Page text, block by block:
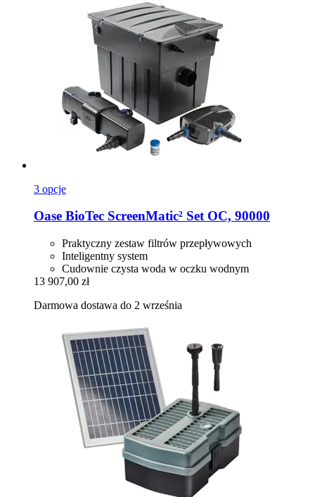
3 opcje
Oase BioTec ScreenMatic² Set OC, 90000
Praktyczny zestaw filtrów przepływowych
Inteligentny system
Cudownie czysta woda w oczku wodnym
13 907,00 zł
Darmowa dostawa do 2 września